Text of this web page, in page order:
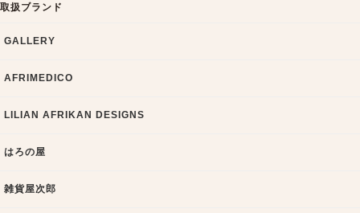
取扱ブランド
GALLERY
AFRIMEDICO
LILIAN AFRIKAN DESIGNS
はろの屋
雑貨屋次郎